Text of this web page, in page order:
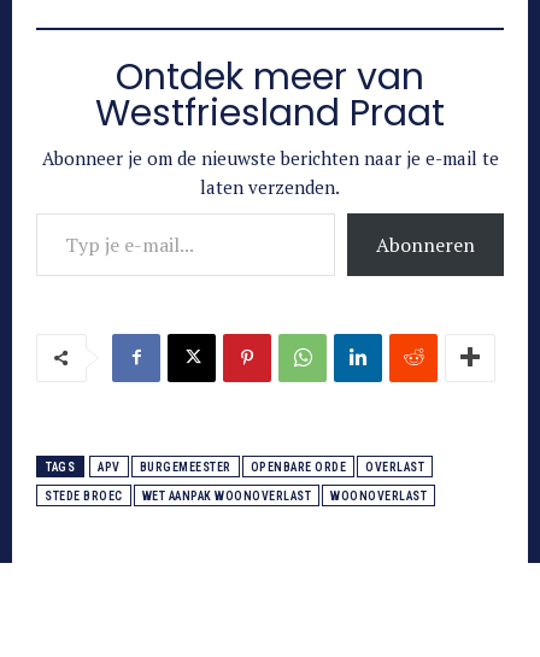
Ontdek meer van
Westfriesland Praat
Abonneer je om de nieuwste berichten naar je e-mail te
laten verzenden.
Typ je e-mail...
Abonneren
TAGS APV BURGEMEESTER OPENBARE ORDE OVERLAST
STEDE BROEC WET AANPAK WOONOVERLAST WOONOVERLAST